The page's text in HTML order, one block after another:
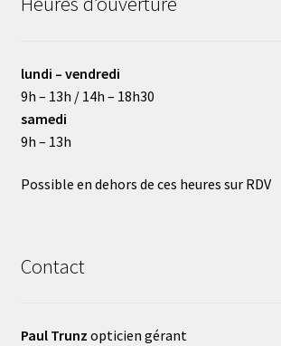
lundi – vendredi
9h – 13h / 14h – 18h30
samedi
9h – 13h
Possible en dehors de ces heures sur RDV
Contact
Paul Trunz opticien gérant